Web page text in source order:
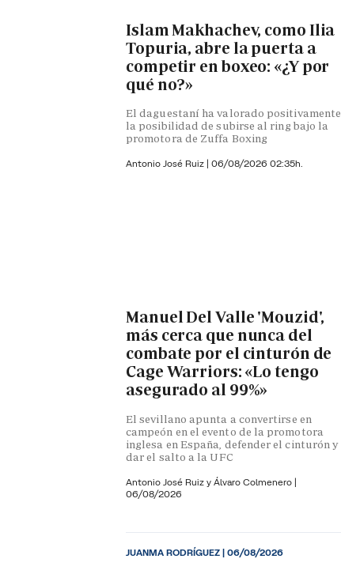
Islam Makhachev, como Ilia
Topuria, abre la puerta a
competir en boxeo: «¿Y por
qué no?»
El daguestaní ha valorado positivamente
la posibilidad de subirse al ring bajo la
promotora de Zuffa Boxing
Antonio José Ruiz | 06/08/2026 02:35h.
Manuel Del Valle 'Mouzid',
más cerca que nunca del
combate por el cinturón de
Cage Warriors: «Lo tengo
asegurado al 99%»
El sevillano apunta a convertirse en
campeón en el evento de la promotora
inglesa en España, defender el cinturón y
dar el salto a la UFC
Antonio José Ruiz y Álvaro Colmenero |
06/08/2026
JUANMA RODRÍGUEZ|06/08/2026